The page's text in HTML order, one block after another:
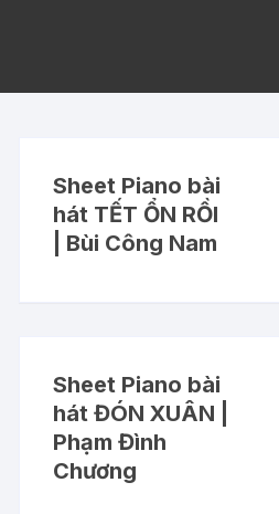
Sheet Piano bài
hát TẾT ỔN RỒI
| Bùi Công Nam
Sheet Piano bài
hát ĐÓN XUÂN |
Phạm Đình
Chương